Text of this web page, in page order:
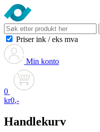
Priser ink / eks mva
Min konto
0
kr0,-
Handlekurv